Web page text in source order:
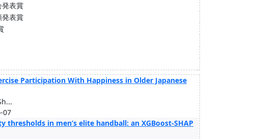
発表賞
発表賞
Participation With Happiness in Older Japanese
07
in men’s elite handball: an XGBoost-SHAP